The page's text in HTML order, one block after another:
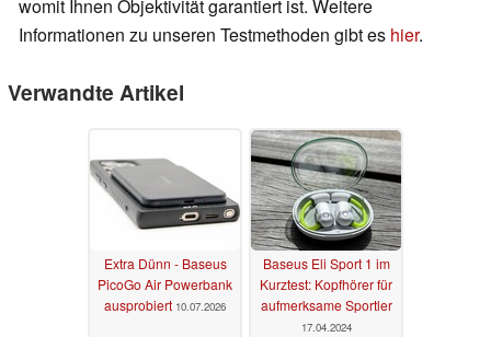
womit Ihnen Objektivität garantiert ist. Weitere
Informationen zu unseren Testmethoden gibt es hier.
Verwandte Artikel
Extra Dünn - Baseus
PicoGo Air Powerbank
ausprobiert 10.07.2026
Baseus Eli Sport 1 im
Kurztest: Kopfhörer für
aufmerksame Sportler
17.04.2024